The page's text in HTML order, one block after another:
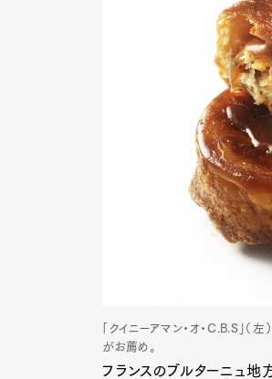
「クイニーアマン・オ・C.B.S」（
がお薦め。
フランスのブルターニュ地